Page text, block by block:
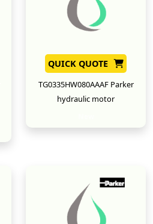
QUICK QUOTE
TG0335HW080AAAF Parker
hydraulic motor